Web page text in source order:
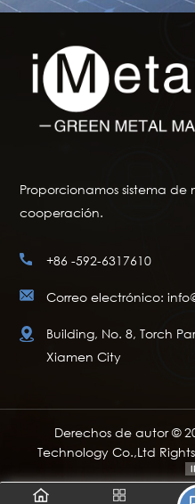
Proporcionamos sistema de
cooperación.
+86 -592-6317610
Correo electrónico:
Building, No. 8, Torch
Xiamen City
Derechos de autor ©
Technology Co.,Ltd